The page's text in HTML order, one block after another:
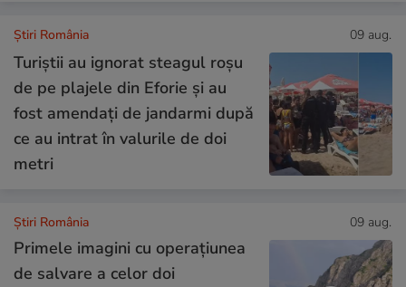
Știri România 09 aug.
Turiștii au ignorat steagul roşu
de pe plajele din Eforie şi au
fost amendați de jandarmi după
ce au intrat în valurile de doi
metri
Știri România 09 aug.
Primele imagini cu operațiunea
de salvare a celor doi